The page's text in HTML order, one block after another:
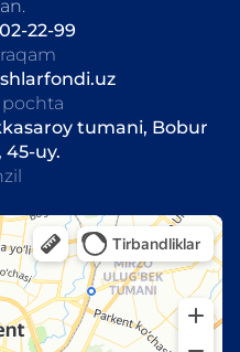
22-99
tumani, Bobur
45-uy.